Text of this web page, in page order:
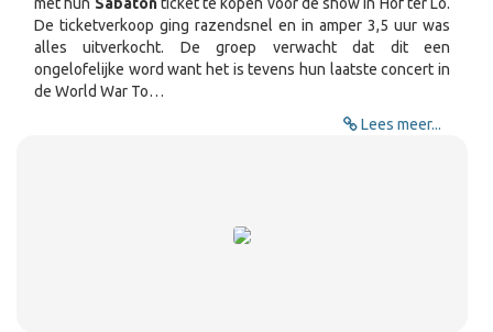
De ticketverkoop ging razendsnel en in amper 3,5 uur was
alles uitverkocht. De groep verwacht dat dit een
ongelofelijke word want het is tevens hun laatste concert in
de World War To…
Lees meer...